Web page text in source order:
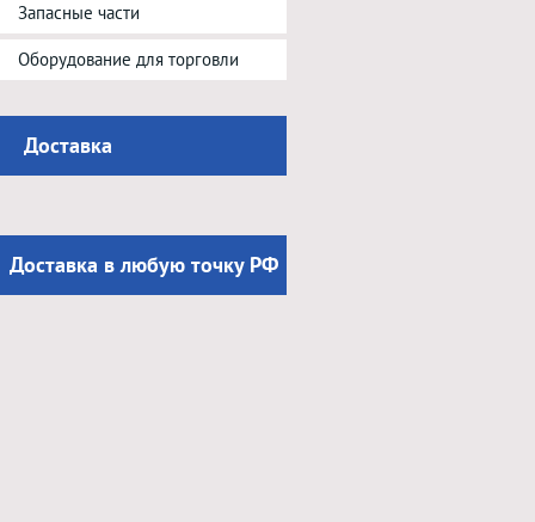
Запасные части
Оборудование для торговли
Доставка
Доставка в любую точку РФ